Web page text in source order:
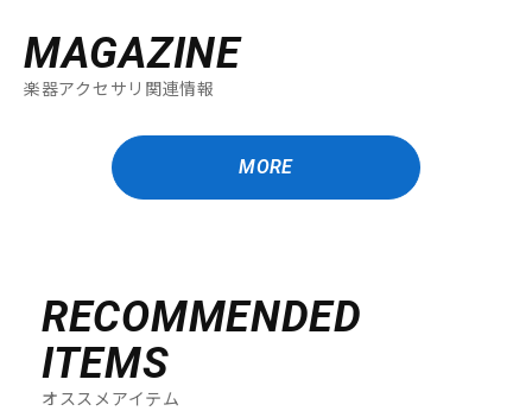
MAGAZINE
楽器アクセサリ関連情報
MORE
RECOMMENDED
ITEMS
オススメアイテム